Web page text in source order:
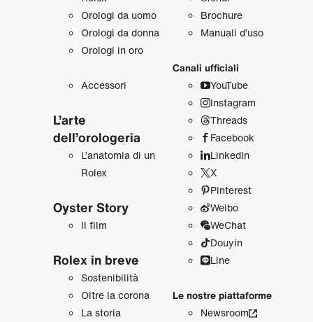
Orologi da uomo
Orologi da donna
Orologi in oro
Accessori
L’arte
dell’orologeria
L’anatomia di un
Rolex
Oyster Story
Il film
Rolex in breve
Sostenibilità
Oltre la corona
La storia
Brochure
Manuali d’uso
Canali ufficiali
YouTube
Instagram
Threads
Facebook
LinkedIn
X
Pinterest
Weibo
WeChat
Douyin
Line
Le nostre piattaforme
Newsroom